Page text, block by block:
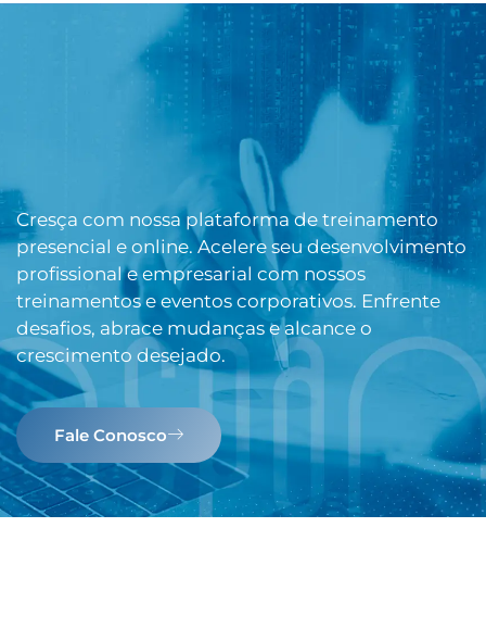
Cresça com nossa plataforma de treinamento
presencial e online. Acelere seu desenvolvimento
profissional e empresarial com nossos
treinamentos e eventos corporativos. Enfrente
desafios, abrace mudanças e alcance o
crescimento desejado.
Fale Conosco